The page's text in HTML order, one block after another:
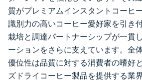
質がプレミアムインスタントコーヒ
識別力の高いコーヒー愛好家を引き
栽培と調達パートナーシップが一貫
ーションをさらに支えています。全
優位性は品質に対する消費者の嗜好
ズドライコーヒー製品を提供する業